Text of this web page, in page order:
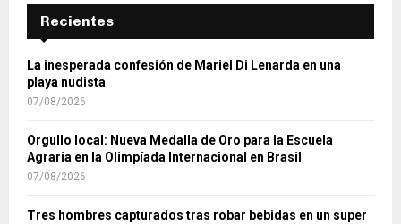
Recientes
La inesperada confesión de Mariel Di Lenarda en una
playa nudista
07/08/2026
Orgullo local: Nueva Medalla de Oro para la Escuela
Agraria en la Olimpíada Internacional en Brasil
07/08/2026
Tres hombres capturados tras robar bebidas en un super